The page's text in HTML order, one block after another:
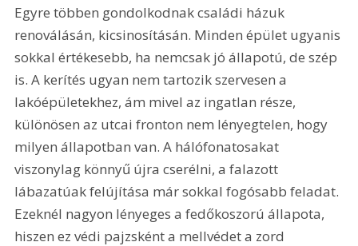
Egyre többen gondolkodnak családi házuk
renoválásán, kicsinosításán. Minden épület ugyanis
sokkal értékesebb, ha nemcsak jó állapotú, de szép
is. A kerítés ugyan nem tartozik szervesen a
lakóépületekhez, ám mivel az ingatlan része,
különösen az utcai fronton nem lényegtelen, hogy
milyen állapotban van. A hálófonatosakat
viszonylag könnyű újra cserélni, a falazott
lábazatúak felújítása már sokkal fogósabb feladat.
Ezeknél nagyon lényeges a fedőkoszorú állapota,
hiszen ez védi pajzsként a mellvédet a zord